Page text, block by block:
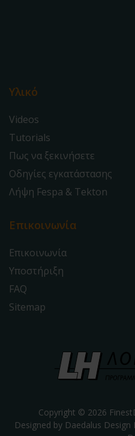
Υλικό
Videos
Tutorials
Πως να ξεκινήσετε
Οδηγίες εγκατάστασης
Λήψη Fespa & Tekton
Επικοινωνία
Επικοινωνία
Υποστήριξη
FAQ
Sitemap
Copyright © 2026
Designed by Daedalus